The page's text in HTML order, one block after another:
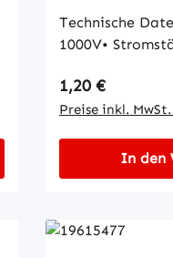
Technische
1000V•
Regulärer Preis:
1,20 €
Preise inkl.
In den